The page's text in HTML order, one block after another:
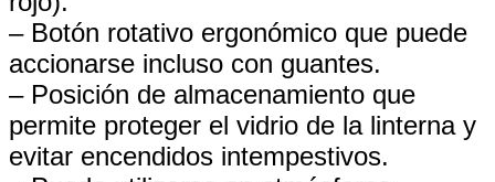
– Botón rotativo ergonómico que puede
accionarse incluso con guantes.
– Posición de almacenamiento que
permite proteger el vidrio de la linterna y
evitar encendidos intempestivos.